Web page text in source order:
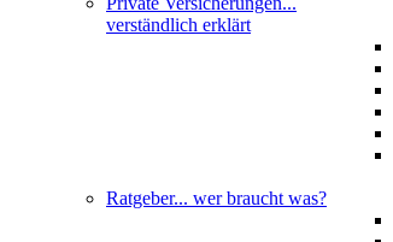
verständlich erklärt
Ratgeber... wer braucht was?